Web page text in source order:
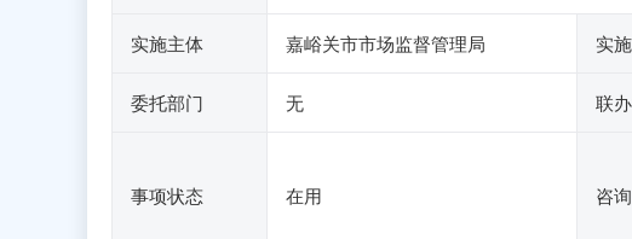
实施主体 嘉峪关市市场监督管理局 实
委托部门 无 联
事项状态 在用 咨